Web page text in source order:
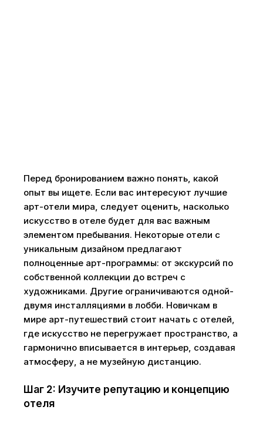
Перед бронированием важно понять, какой
опыт вы ищете. Если вас интересуют лучшие
арт-отели мира, следует оценить, насколько
искусство в отеле будет для вас важным
элементом пребывания. Некоторые отели с
уникальным дизайном предлагают
полноценные арт-программы: от экскурсий по
собственной коллекции до встреч с
художниками. Другие ограничиваются одной-
двумя инсталляциями в лобби. Новичкам в
мире арт-путешествий стоит начать с отелей,
где искусство не перегружает пространство, а
гармонично вписывается в интерьер, создавая
атмосферу, а не музейную дистанцию.
Шаг 2: Изучите репутацию и концепцию
отеля